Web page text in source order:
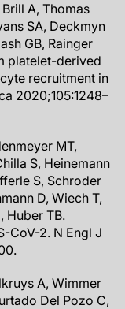
A, Thomas
SA, Deckmyn
GB, Rainger
platelet-derived
recruitment in
2020;105:1248–
MT,
S, Heinemann
S, Schroder
D, Wiech T,
Huber TB.
CoV-2. N Engl J
A, Wimmer
Del Pozo C,